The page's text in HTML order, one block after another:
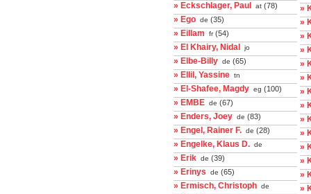
» Eckschlager, Paul at (78)
» Ego de (35)
» Eillam fr(54)
» El Khairy, Nidal jo
» Elbe-Billy de (65)
» Ellil, Yassine tn
» El-Shafee, Magdy eg (100)
» EMBE de (67)
» Enders, Joey de (83)
» Engel, Rainer F. de (28)
» Engelke, Klaus D. de
» Erik de (39)
» Erinys de (65)
» Ermisch, Christoph de
»
»
»
»
»
»
»
»
»
»
»
»
»
»